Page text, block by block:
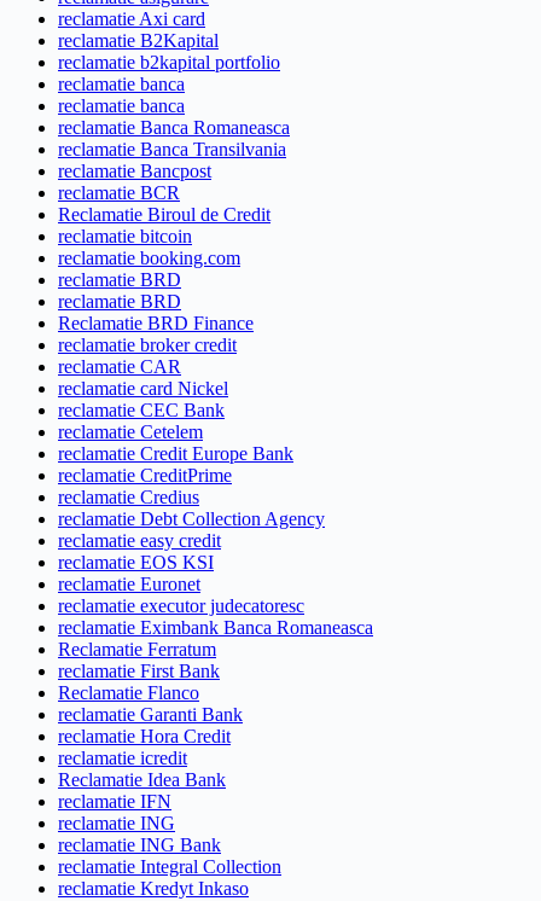
reclamatie Axi card
reclamatie B2Kapital
reclamatie b2kapital portfolio
reclamatie banca
reclamatie banca
reclamatie Banca Romaneasca
reclamatie Banca Transilvania
reclamatie Bancpost
reclamatie BCR
Reclamatie Biroul de Credit
reclamatie bitcoin
reclamatie booking.com
reclamatie BRD
reclamatie BRD
Reclamatie BRD Finance
reclamatie broker credit
reclamatie CAR
reclamatie card Nickel
reclamatie CEC Bank
reclamatie Cetelem
reclamatie Credit Europe Bank
reclamatie CreditPrime
reclamatie Credius
reclamatie Debt Collection Agency
reclamatie easy credit
reclamatie EOS KSI
reclamatie Euronet
reclamatie executor judecatoresc
reclamatie Eximbank Banca Romaneasca
Reclamatie Ferratum
reclamatie First Bank
Reclamatie Flanco
reclamatie Garanti Bank
reclamatie Hora Credit
reclamatie icredit
Reclamatie Idea Bank
reclamatie IFN
reclamatie ING
reclamatie ING Bank
reclamatie Integral Collection
reclamatie Kredyt Inkaso